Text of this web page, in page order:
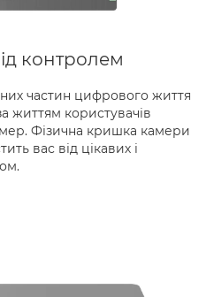
контролем
частин цифрового життя
життям користувачів
Фізична кришка камери
вас від цікавих і